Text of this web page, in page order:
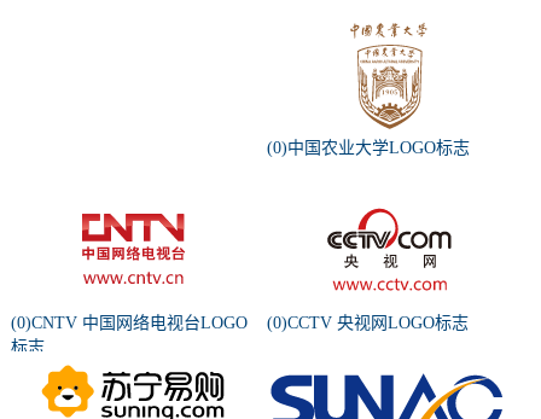
(0)中国农业大学LOGO标志
(0)CNTV 中国网络电视台LOGO
标志
(0)CCTV 央视网LOGO标志